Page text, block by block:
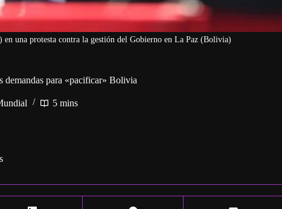
una protesta contra la gestión del Gobierno en La Paz (Bolivia)
demandas para «pacificar» Bolivia
5 mins